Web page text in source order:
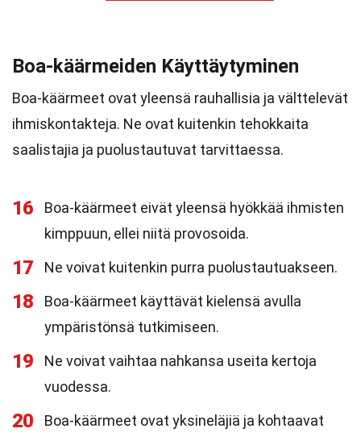
Boa-käärmeiden Käyttäytyminen
Boa-käärmeet ovat yleensä rauhallisia ja välttelevät
ihmiskontakteja. Ne ovat kuitenkin tehokkaita
saalistajia ja puolustautuvat tarvittaessa.
16
Boa-käärmeet eivät yleensä hyökkää ihmisten
kimppuun, ellei niitä provosoida.
17 Ne voivat kuitenkin purra puolustautuakseen.
18
Boa-käärmeet käyttävät kielensä avulla
ympäristönsä tutkimiseen.
19
Ne voivat vaihtaa nahkansa useita kertoja
vuodessa.
20
Boa-käärmeet ovat yksineläjiä ja kohtaavat